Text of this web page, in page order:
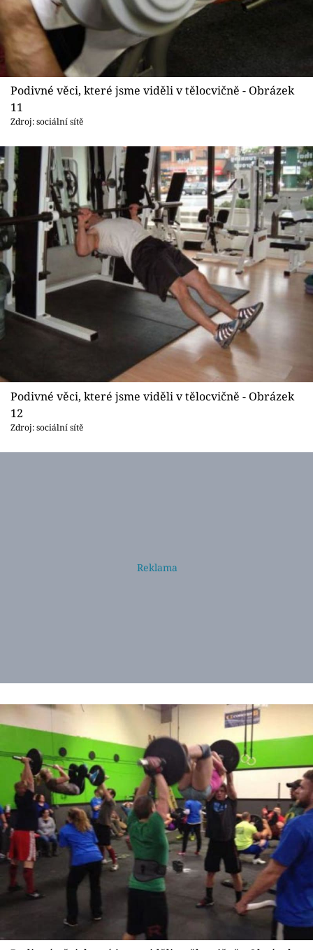
Podivné věci, které jsme viděli v tělocvičně - Obrázek
11
Zdroj: sociální sítě
Podivné věci, které jsme viděli v tělocvičně - Obrázek
12
Zdroj: sociální sítě